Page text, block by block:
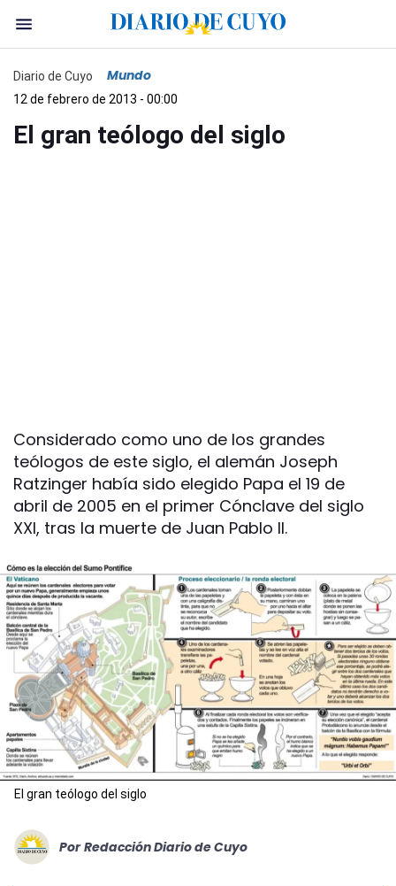
Diario de Cuyo Mundo
12 de febrero de 2013 - 00:00
El gran teólogo del siglo
Considerado como uno de los grandes
teólogos de este siglo, el alemán Joseph
Ratzinger había sido elegido Papa el 19 de
abril de 2005 en el primer Cónclave del siglo
XXI, tras la muerte de Juan Pablo II.
El gran teólogo del siglo
Por Redacción Diario de Cuyo